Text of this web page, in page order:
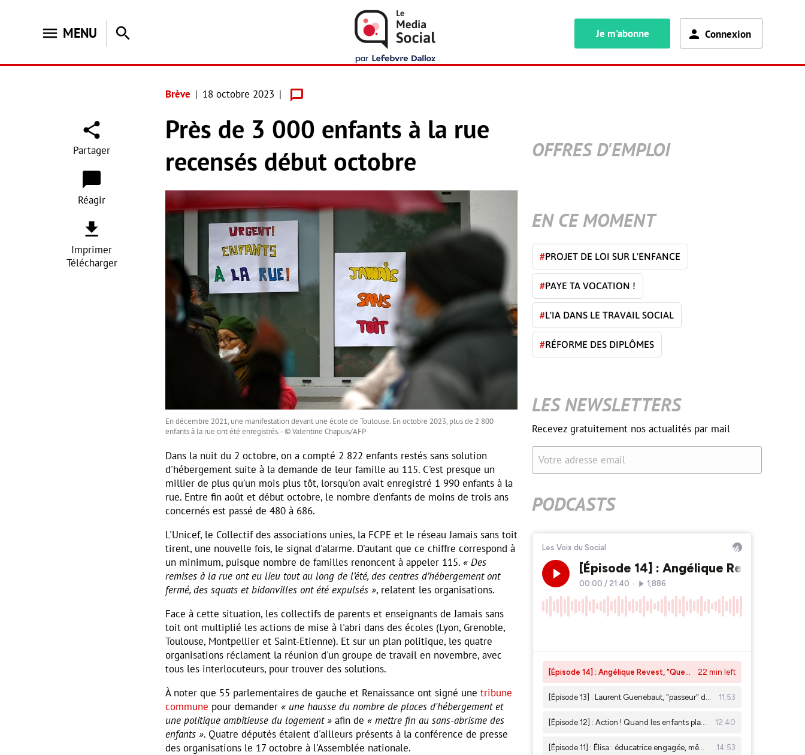
menu MENU search Je m'abonne Connexion
Brève 18 octobre 2023
Partager
Réagir
Imprimer
Télécharger
Près de 3 000 enfants à la rue
recensés début octobre
En décembre 2021, une manifestation devant une école de Toulouse. En octobre 2023, plus de 2 800
enfants à la rue ont été enregistrés. - © Valentine Chapuis/AFP
Dans la nuit du 2 octobre, on a compté 2 822 enfants restés sans solution
d'hébergement suite à la demande de leur famille au 115. C'est presque un
millier de plus qu'un mois plus tôt, lorsqu'on avait enregistré 1 990 enfants à la
rue. Entre fin août et début octobre, le nombre d'enfants de moins de trois ans
concernés est passé de 480 à 686.
L'Unicef, le Collectif des associations unies, la FCPE et le réseau Jamais sans toit
tirent, une nouvelle fois, le signal d'alarme. D'autant que ce chiffre correspond à
un minimum, puisque nombre de familles renoncent à appeler 115. « Des
remises à la rue ont eu lieu tout au long de l’été, des centres d’hébergement ont
fermé, des squats et bidonvilles ont été expulsés », relatent les organisations.
Face à cette situation, les collectifs de parents et enseignants de Jamais sans
toit ont multiplié les actions de mise à l'abri dans des écoles (Lyon, Grenoble,
Toulouse, Montpellier et Saint-Etienne). Et sur un plan politique, les quatre
organisations réclament la réunion d'un groupe de travail en novembre, avec
tous les interlocuteurs, pour trouver des solutions.
À noter que 55 parlementaires de gauche et Renaissance ont signé une tribune
commune pour demander « une hausse du nombre de places d'hébergement et
une politique ambitieuse du logement » afin de « mettre fin au sans-abrisme des
enfants ». Quatre députés étaient d'ailleurs présents à la conférence de presse
des organisations le 17 octobre à l'Assemblée nationale.
OFFRES D'EMPLOI
EN CE MOMENT
#PROJET DE LOI SUR L'ENFANCE
#PAYE TA VOCATION !
#L'IA DANS LE TRAVAIL SOCIAL
#RÉFORME DES DIPLÔMES
LES NEWSLETTERS
Recevez gratuitement nos actualités par mail
Votre adresse email
PODCASTS